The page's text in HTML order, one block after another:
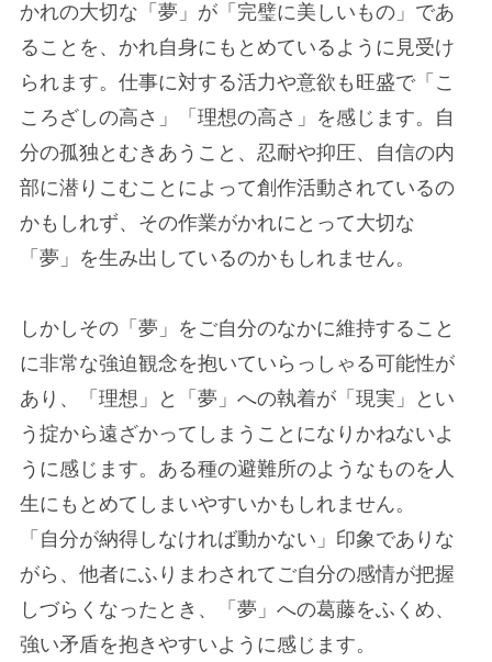
HOME
ホーム
ABOUT
桐吉謳子について
かれの大切な「夢」が「完璧に美しいもの」であ
ることを、かれ自身にもとめているように見受け
られます。仕事に対する活力や意欲も旺盛で「こ
ころざしの高さ」「理想の高さ」を感じます。自
分の孤独とむきあうこと、忍耐や抑圧、自信の内
部に潜りこむことによって創作活動されているの
かもしれず、その作業がかれにとって大切な
「夢」を生み出しているのかもしれません。
しかしその「夢」をご自分のなかに維持すること
に非常な強迫観念を抱いていらっしゃる可能性が
あり、「理想」と「夢」への執着が「現実」とい
う掟から遠ざかってしまうことになりかねないよ
うに感じます。ある種の避難所のようなものを人
生にもとめてしまいやすいかもしれません。
「自分が納得しなければ動かない」印象でありな
がら、他者にふりまわされてご自分の感情が把握
しづらくなったとき、「夢」への葛藤をふくめ、
強い矛盾を抱きやすいように感じます。